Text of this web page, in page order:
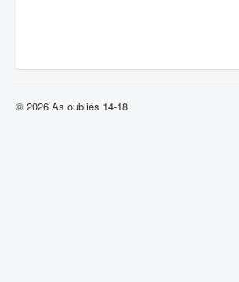
© 2026 As oubliés 14-18